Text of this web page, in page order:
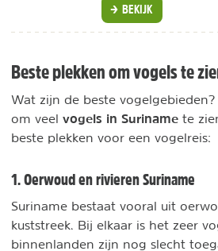
BEKIJK
Beste plekken om vogels te
Wat zijn de beste
om veel vogels in Suriname te
beste plekken voor een vogelreis:
1. Oerwoud en rivieren Suriname
Suriname bestaat vooral uit
kuststreek. Bij elkaar is het zeer
binnenlanden zijn nog slecht